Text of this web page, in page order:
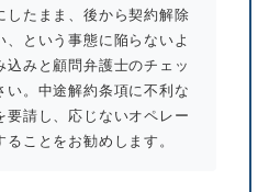
したまま、後から契約解除
、という事態に陥らないよ
込みと顧問弁護士のチェッ
い。中途解約条項に不利な
要請し、応じないオペレー
ことをお勧めします。